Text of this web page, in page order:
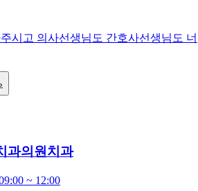
시고 의사선생님도 간호사선생님도 너
과의원치과
~ 12:00